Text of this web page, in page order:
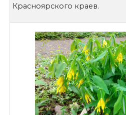
Красноярского краев.